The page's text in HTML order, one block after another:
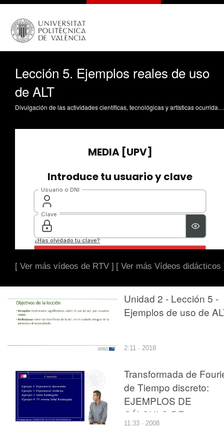
Lección 5. Ejemplos reales de uso
de ALT
Divulgación de las actividades científicas, tecnológicas y artísticas ocurridas en los tres campus de la UPV
[ Ver más vídeos de RTV ] [ Ver más Vídeos didácticos
Unidad 2 - Lección 5 -
Ejemplos de uso de
2:11 · 2018
Transformada de
de Tiempo discreto:
EJEMPLOS DE
CÁLCULO DE
TRANSFORMADAS
11:33 · 2008